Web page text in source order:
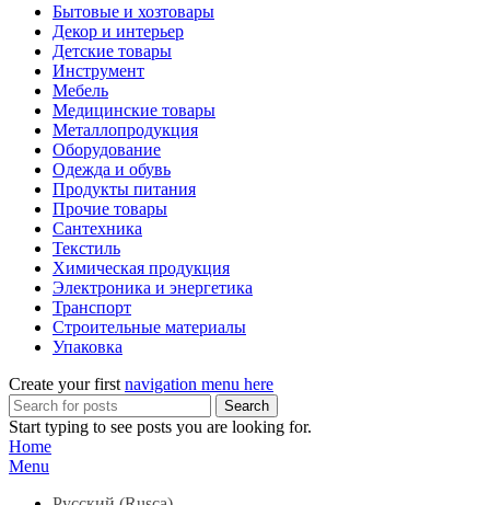
Бытовые и хозтовары
Декор и интерьер
Детские товары
Инструмент
Мебель
Медицинские товары
Металлопродукция
Оборудование
Одежда и обувь
Продукты питания
Прочие товары
Сантехника
Текстиль
Химическая продукция
Электроника и энергетика
Транспорт
Строительные материалы
Упаковка
Create your first navigation menu here
Search
Start typing to see posts you are looking for.
Home
Menu